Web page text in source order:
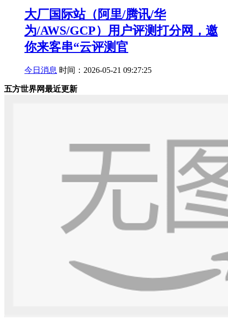
大厂国际站（阿里/腾讯/华
为/AWS/GCP）用户评测打分网，邀
你来客串“云评测官
今日消息 时间：2026-05-21 09:27:25
五方世界网最近更新